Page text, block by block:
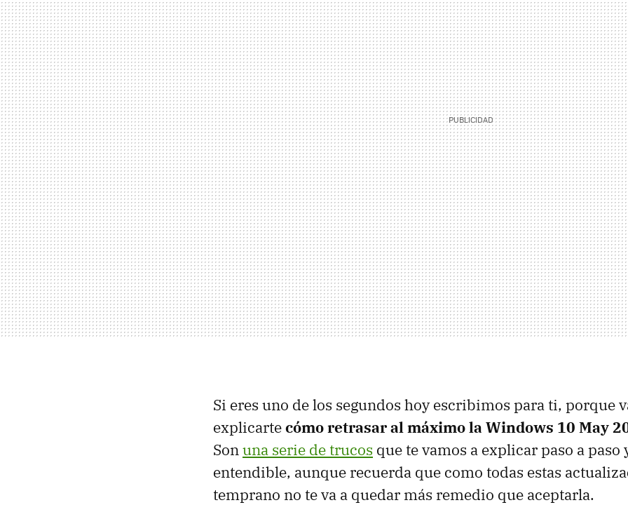
Si eres uno de los segundos hoy escribimos para ti, porque
explicartecómo retrasar al máximo la Windows 10 May
Sonuna serie de trucos que te vamos a explicar paso a paso
entendible, aunque recuerda que como todas estas
temprano no te va a quedar más remedio que aceptarla.